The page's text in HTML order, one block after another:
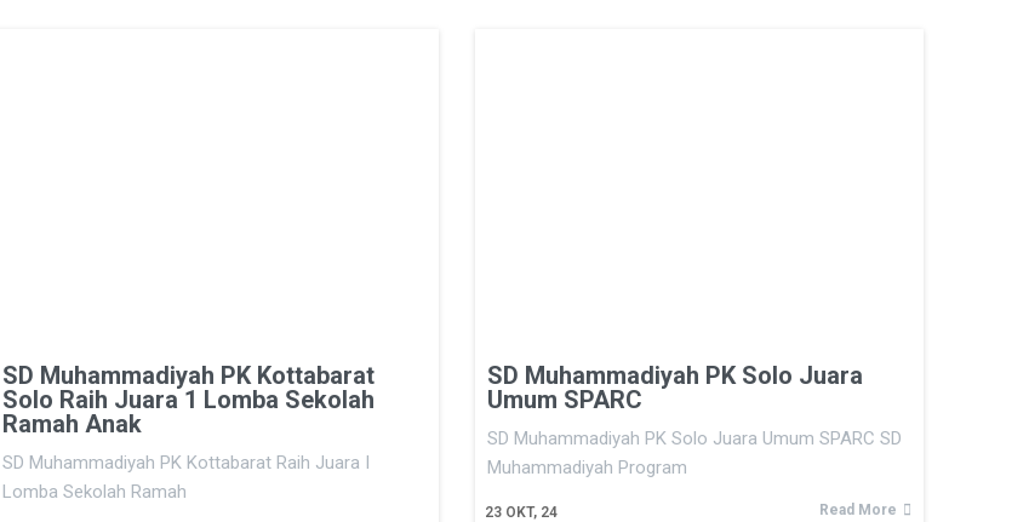
SD Muhammadiyah PK Kottabarat
Solo Raih Juara 1 Lomba Sekolah
Ramah Anak
SD Muhammadiyah PK Kottabarat Raih Juara I
Lomba Sekolah Ramah
SD Muhammadiyah PK Solo Juara
Umum SPARC
23 OKT, 24
SD Muhammadiyah PK Solo Juara Umum SPARC SD
Muhammadiyah Program
Read More